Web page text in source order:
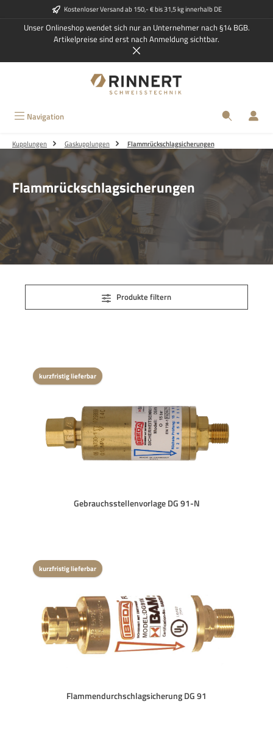
Zum Hauptinhalt springenKostenloser Versand ab 150,- € bis 31,5 kg innerhalb DE
Unser Onlineshop wendet sich nur an Unternehmer nach §14 BGB.
Artikelpreise sind erst nach Anmeldung sichtbar.
Navigation
Kupplungen Gaskupplungen Flammrückschlagsicherungen
Flammrückschlagsicherungen
Produkte filtern
kurzfristig lieferbar
Gebrauchsstellenvorlage DG 91-N
kurzfristig lieferbar
Flammendurchschlagsicherung DG 91